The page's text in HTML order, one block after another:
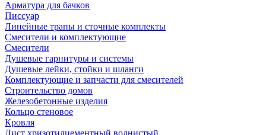
Арматура для бачков
Писсуар
Линейные трапы и сточные комплекты
Смесители и комплектующие
Смесители
Душевые гарнитуры и системы
Душевые лейки, стойки и шланги
Комплектующие и запчасти для смесителей
Строительство домов
Железобетонные изделия
Кольцо стеновое
Кровля
Лист хризотилцементный волнистый